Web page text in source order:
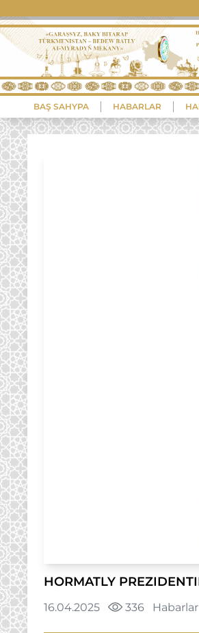
BAŞ SAHYPA HABARLAR
HORMATLY
16.04.2025 336 Habarlar